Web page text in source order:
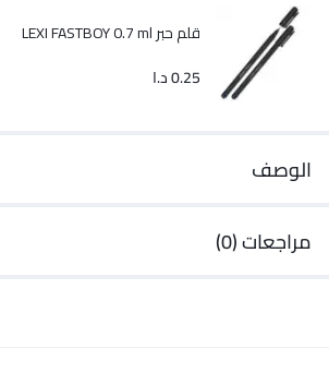
قلم حبر LEXI FASTBOY 0.7 ml
0.25د.ا
الوصف
مراجعات (0)